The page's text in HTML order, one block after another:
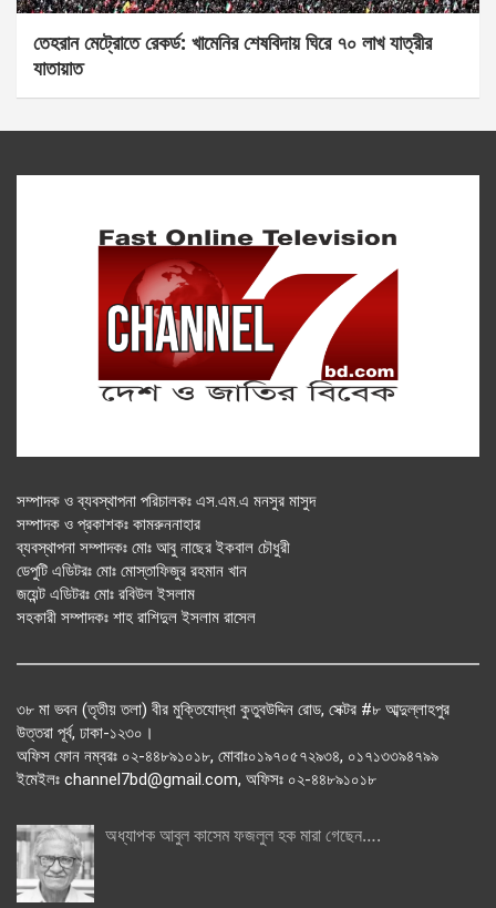
তেহরান মেট্রোতে রেকর্ড: খামেনির শেষবিদায় ঘিরে ৭০ লাখ যাত্রীর
যাতায়াত
সম্পাদক ও ব্যবস্থাপনা পরিচালকঃ এস.এম.এ মনসুর মাসুদ
সম্পাদক ও প্রকাশকঃ কামরুননাহার
ব্যবস্থাপনা সম্পাদকঃ মোঃ আবু নাছের ইকবাল চৌধুরী
ডেপুটি এডিটরঃ মোঃ মোস্তাফিজুর রহমান খান
জয়েন্ট এডিটরঃ মোঃ রবিউল ইসলাম
সহকারী সম্পাদকঃ শাহ রাশিদুল ইসলাম রাসেল
৩৮ মা ভবন (তৃতীয় তলা) বীর মুক্তিযোদ্ধা কুতুবউদ্দিন রোড, সেক্টর #৮ আব্দুল্লাহপুর
উত্তরা পূর্ব, ঢাকা-১২৩০।
অফিস ফোন নম্বরঃ ০২-৪৪৮৯১০১৮, মোবাঃ০১৯৭০৫৭২৯৩৪, ০১৭১৩৩৯৪৭৯৯
ইমেইলঃ channel7bd@gmail.com, অফিসঃ ০২-৪৪৮৯১০১৮
অধ্যাপক আবুল কাসেম ফজলুল হক মারা গেছেন….